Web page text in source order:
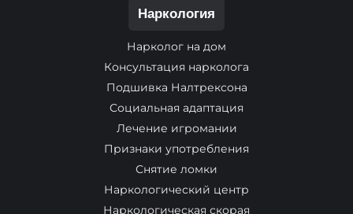
Наркология
Нарколог на дом
Консультация нарколога
Подшивка Налтрексона
Социальная адаптация
Лечение игромании
Признаки употребления
Снятие ломки
Наркологический центр
Наркологическая скорая